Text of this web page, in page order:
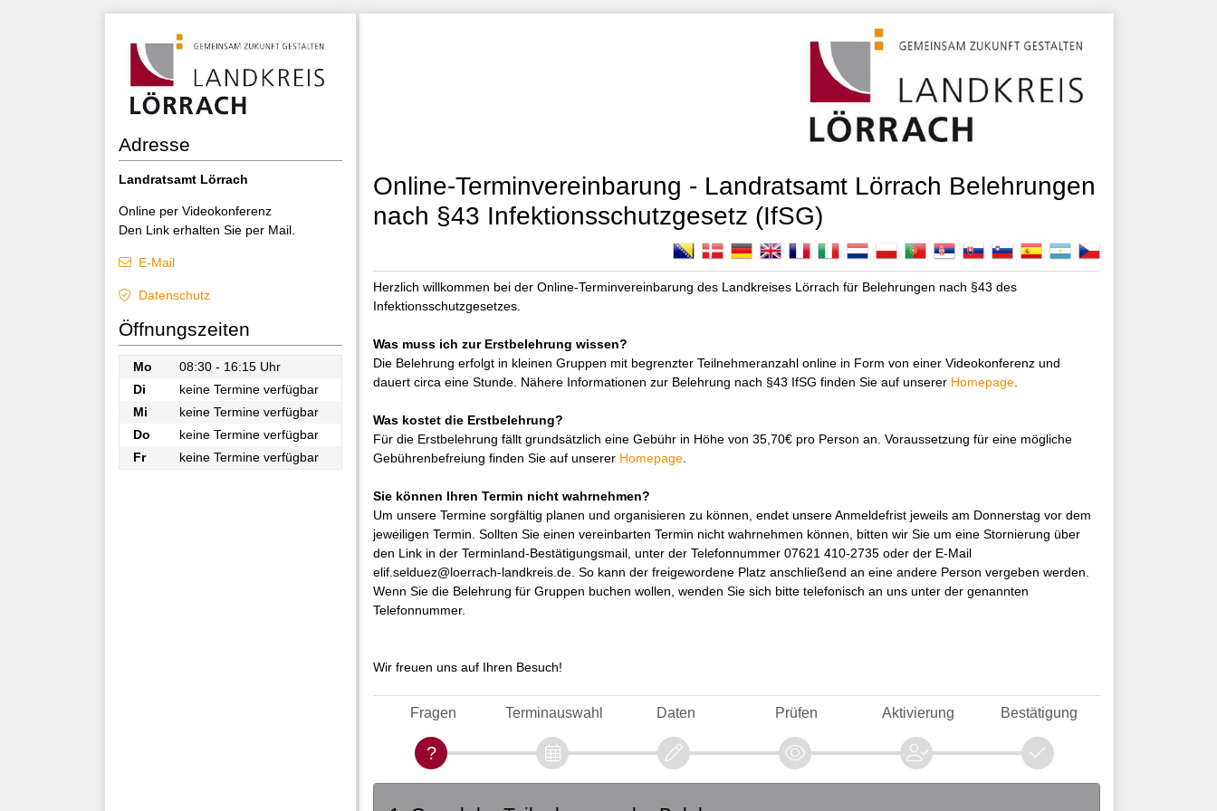
Online-Terminvereinbarung - Landratsamt Lörrach Belehrungen
nach §43 Infektionsschutzgesetz (IfSG)
Herzlich willkommen bei der Online-Terminvereinbarung des Landkreises Lörrach für Belehrungen nach §43 des
Infektionsschutzgesetzes.
Was muss ich zur Erstbelehrung wissen?
Die Belehrung erfolgt in kleinen Gruppen mit begrenzter Teilnehmeranzahl online in Form von einer Videokonferenz und
dauert circa eine Stunde. Nähere Informationen zur Belehrung nach §43 IfSG finden Sie auf unserer Homepage.
Was kostet die Erstbelehrung?
Für die Erstbelehrung fällt grundsätzlich eine Gebühr in Höhe von 35,70€ pro Person an. Voraussetzung für eine mögliche
Gebührenbefreiung finden Sie auf unserer Homepage.
Sie können Ihren Termin nicht wahrnehmen?
Um unsere Termine sorgfältig planen und organisieren zu können, endet unsere Anmeldefrist jeweils am Donnerstag vor dem
jeweiligen Termin. Sollten Sie einen vereinbarten Termin nicht wahrnehmen können, bitten wir Sie um eine Stornierung über
den Link in der Terminland-Bestätigungsmail, unter der Telefonnummer 07621 410-2735 oder der E-Mail
elif.selduez@loerrach-landkreis.de. So kann der freigewordene Platz anschließend an eine andere Person vergeben werden.
Wenn Sie die Belehrung für Gruppen buchen wollen, wenden Sie sich bitte telefonisch an uns unter der genannten
Telefonnummer.
Wir freuen uns auf Ihren Besuch!
Fragen Terminauswahl Daten Prüfen Aktivierung Bestätigung
Adresse
Landratsamt Lörrach
Online per Videokonferenz
Den Link erhalten Sie per Mail.
E-Mail
Datenschutz
Öffnungszeiten
Mo
08:30 - 16:15 Uhr
Di
keine Termine verfügbar
Mi
keine Termine verfügbar
Do
keine Termine verfügbar
Fr
keine Termine verfügbar